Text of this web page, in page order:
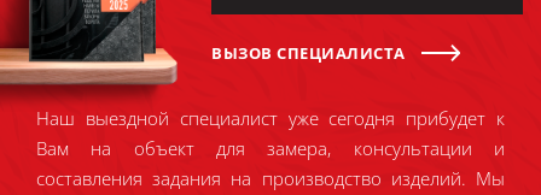
ВЫЗОВ СПЕЦИАЛИСТА
Наш выездной специалист уже сегодня прибудет к
Вам на объект для замера, консультации и
составления задания на производство изделий. Мы